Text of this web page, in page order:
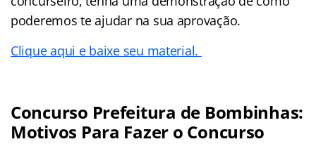
poderemos te ajudar na sua aprovação.
Clique aqui e baixe seu material.
Concurso Prefeitura de Bombinhas:
Motivos Para Fazer o Concurso